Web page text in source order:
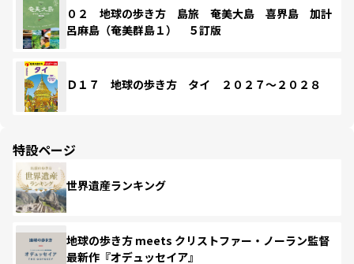
０２ 地球の歩き方 島旅 奄美大島 喜界島 加計
呂麻島（奄美群島１） ５訂版
Ｄ１７ 地球の歩き方 タイ ２０２７～２０２８
特設ページ
世界遺産ランキング
地球の歩き方 meets クリストファー・ノーラン監督
最新作『オデュッセイア』